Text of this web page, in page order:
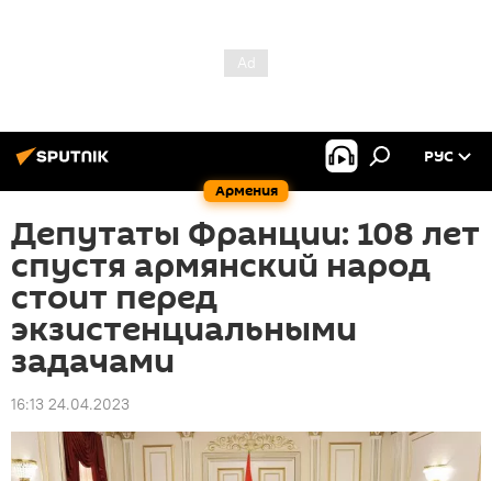
Армения
РУС
Депутаты Франции: 108 лет
спустя армянский народ
стоит перед
экзистенциальными
задачами
16:13 24.04.2023